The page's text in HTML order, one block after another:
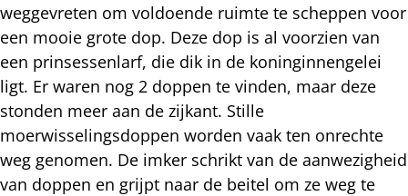
weggevreten om voldoende ruimte te scheppen voor
een mooie grote dop. Deze dop is al voorzien van
een prinsessenlarf, die dik in de koninginnengelei
ligt. Er waren nog 2 doppen te vinden, maar deze
stonden meer aan de zijkant. Stille
moerwisselingsdoppen worden vaak ten onrechte
weg genomen. De imker schrikt van de aanwezigheid
van doppen en grijpt naar de beitel om ze weg te